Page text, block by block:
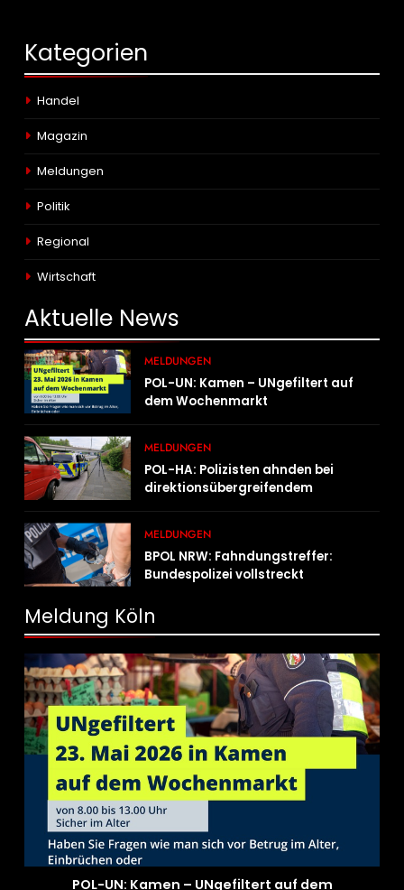
Kategorien
Handel
Magazin
Meldungen
Politik
Regional
Wirtschaft
Aktuelle News
MELDUNGEN
POL-UN: Kamen – UNgefiltert auf
dem Wochenmarkt
MELDUNGEN
POL-HA: Polizisten ahnden bei
direktionsübergreifendem
MELDUNGEN
BPOL NRW: Fahndungstreffer:
Bundespolizei vollstreckt
Meldung Köln
POL-UN: Kamen – UNgefiltert auf dem